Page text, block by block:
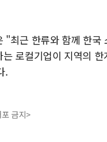
"최근 한류와 함께 한
로컬기업이 지역의
.
금지>